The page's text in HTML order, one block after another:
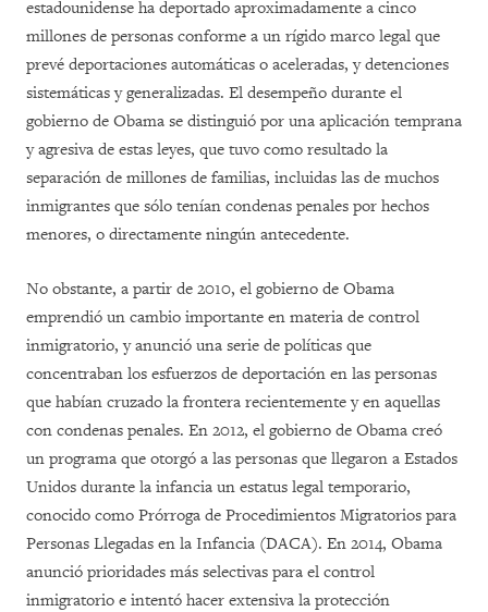
estadounidense ha deportado aproximadamente a cinco
millones de personas conforme a un rígido marco legal que
prevé deportaciones automáticas o aceleradas, y detenciones
sistemáticas y generalizadas. El desempeño durante el
gobierno de Obama se distinguió por una aplicación temprana
y agresiva de estas leyes, que tuvo como resultado la
separación de millones de familias, incluidas las de muchos
inmigrantes que sólo tenían condenas penales por hechos
menores, o directamente ningún antecedente.
No obstante, a partir de 2010, el gobierno de Obama
emprendió un cambio importante en materia de control
inmigratorio, y anunció una serie de políticas que
concentraban los esfuerzos de deportación en las personas
que habían cruzado la frontera recientemente y en aquellas
con condenas penales. En 2012, el gobierno de Obama creó
un programa que otorgó a las personas que llegaron a Estados
Unidos durante la infancia un estatus legal temporario,
conocido como Prórroga de Procedimientos Migratorios para
Personas Llegadas en la Infancia (DACA). En 2014, Obama
anunció prioridades más selectivas para el control
inmigratorio e intentó hacer extensiva la protección